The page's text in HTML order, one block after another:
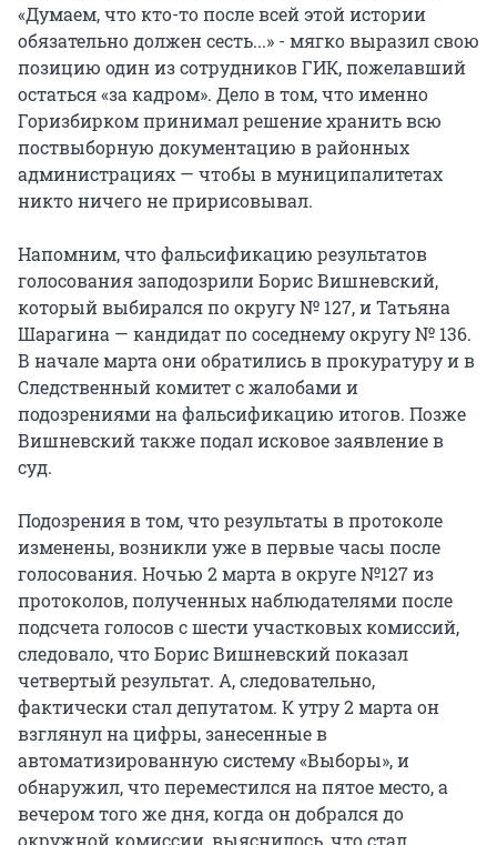
«Думаем, что кто-то после всей этой истории
обязательно должен сесть...» - мягко выразил свою
позицию один из сотрудников ГИК, пожелавший
остаться «за кадром». Дело в том, что именно
Горизбирком принимал решение хранить всю
поствыборную документацию в районных
администрациях — чтобы в муниципалитетах
никто ничего не пририсовывал.
Напомним, что фальсификацию результатов
голосования заподозрили Борис Вишневский,
который выбирался по округу № 127, и Татьяна
Шарагина — кандидат по соседнему округу № 136.
В начале марта они обратились в прокуратуру и в
Следственный комитет с жалобами и
подозрениями на фальсификацию итогов. Позже
Вишневский также подал исковое заявление в
суд.
Подозрения в том, что результаты в протоколе
изменены, возникли уже в первые часы после
голосования. Ночью 2 марта в округе №127 из
протоколов, полученных наблюдателями после
подсчета голосов с шести участковых комиссий,
следовало, что Борис Вишневский показал
четвертый результат. А, следовательно,
фактически стал депутатом. К утру 2 марта он
взглянул на цифры, занесенные в
автоматизированную систему «Выборы», и
обнаружил, что переместился на пятое место, а
вечером того же дня, когда он добрался до
окружной комиссии, выяснилось, что стал